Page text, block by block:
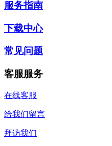
服务指南
下载中心
常见问题
客服服务
在线客服
给我们留言
拜访我们